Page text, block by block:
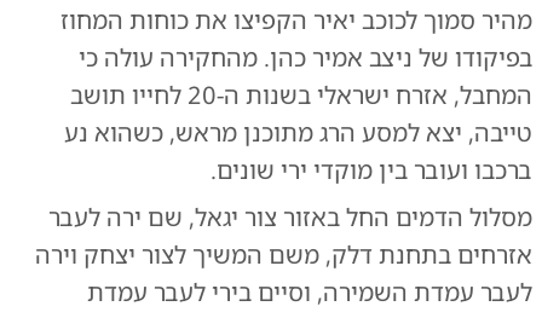
מהיר סמוך לכוכב יאיר הקפיצו את כוחות המחוז
בפיקודו של ניצב אמיר כהן. מהחקירה עולה כי
המחבל, אזרח ישראלי בשנות ה-20 לחייו תושב
טייבה, יצא למסע הרג מתוכנן מראש, כשהוא נע
ברכבו ועובר בין מוקדי ירי שונים.
מסלול הדמים החל באזור צור יגאל, שם ירה לעבר
אזרחים בתחנת דלק, משם המשיך לצור יצחק וירה
לעבר עמדת השמירה, וסיים בירי לעבר עמדת